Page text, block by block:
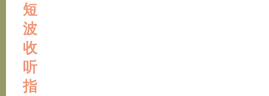
短
波
收
听
指